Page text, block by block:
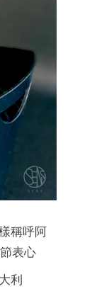
稱呼阿
表心
利